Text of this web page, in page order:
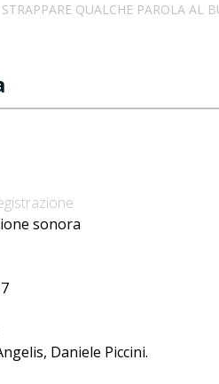
STRAPPARE QUALCHE PAROLA AL
sonora
Daniele Piccini.